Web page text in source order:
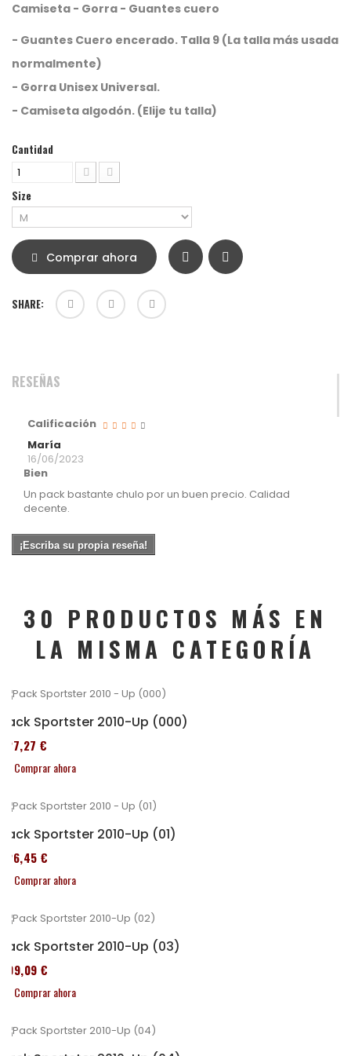
Camiseta - Gorra - Guantes cuero
- Guantes Cuero encerado. Talla 9 (La talla más usada
normalmente)
- Gorra Unisex Universal.
- Camiseta algodón. (Elije tu talla)
Cantidad
Size
Comprar ahora
SHARE:
RESEÑAS
Calificación
María
16/06/2023
Bien
Un pack bastante chulo por un buen precio. Calidad
decente.
¡Escriba su propia reseña!
30 PRODUCTOS MÁS EN
LA MISMA CATEGORÍA
Pack Sportster 2010-Up (000)
227,27 €
Comprar ahora
Pack Sportster 2010-Up (01)
326,45 €
Comprar ahora
Pack Sportster 2010-Up (03)
409,09 €
Comprar ahora